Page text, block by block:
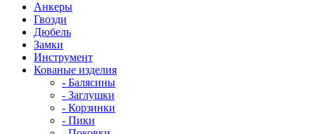
Анкеры
Гвозди
Дюбель
Замки
Инструмент
Кованые изделия
- Балясины
- Заглушки
- Корзинки
- Пики